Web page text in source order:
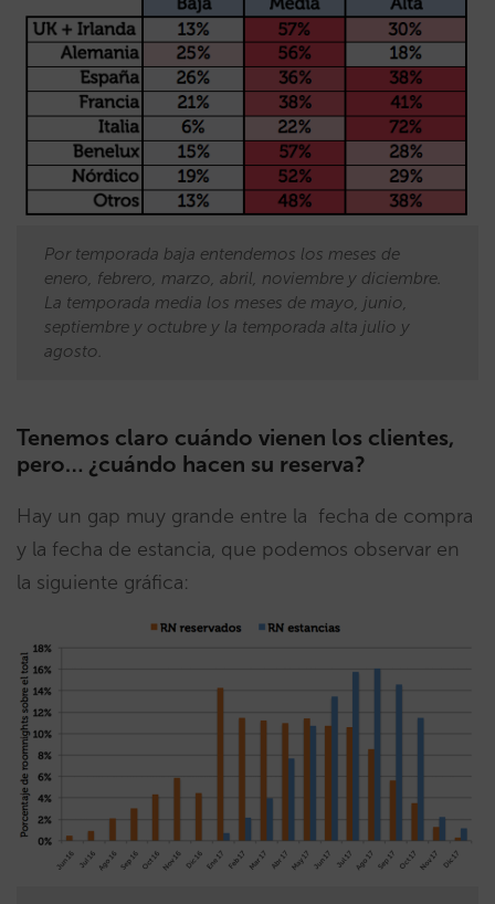
Por temporada baja entendemos los meses de
enero, febrero, marzo, abril, noviembre y diciembre.
La temporada media los meses de mayo, junio,
septiembre y octubre y la temporada alta julio y
agosto.
Tenemos claro cuándo vienen los clientes,
pero… ¿cuándo hacen su reserva?
Hay un gap muy grande entre la fecha de compra
y la fecha de estancia, que podemos observar en
la siguiente gráfica: